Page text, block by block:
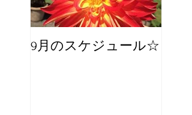
9月のスケジュール☆